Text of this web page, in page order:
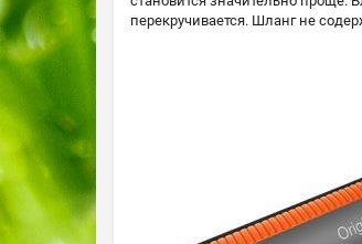
перекручивается. Шланг не